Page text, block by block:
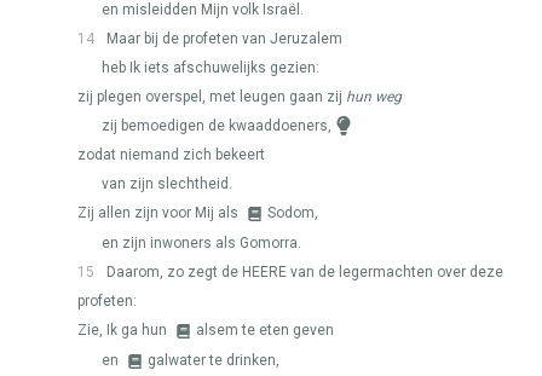
en misleidden Mijn volk Israël.
14
Maar bij de profeten van Jeruzalem
heb Ik iets afschuwelijks gezien:
zij plegen overspel, met leugen gaan zij hun weg
zij bemoedigen de kwaaddoeners,
zodat niemand zich bekeert
van zijn slechtheid.
Zij allen zijn voor Mij als
Sodom,
en zijn inwoners als Gomorra.
15
Daarom, zo zegt de HEERE van de legermachten over deze
profeten:
Zie, Ik ga hun
alsem te eten geven
en
galwater te drinken,